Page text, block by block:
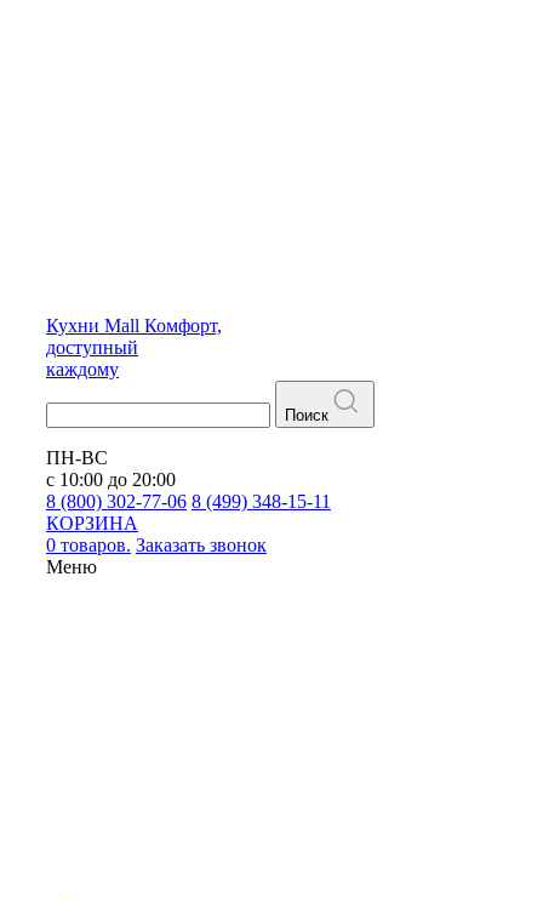
Кухни Mall Комфорт,
доступный
каждому
Поиск
ПН-ВС
с 10:00 до 20:00
8 (800) 302-77-06 8 (499) 348-15-11
КОРЗИНА
0 товаров. Заказать звонок
Меню